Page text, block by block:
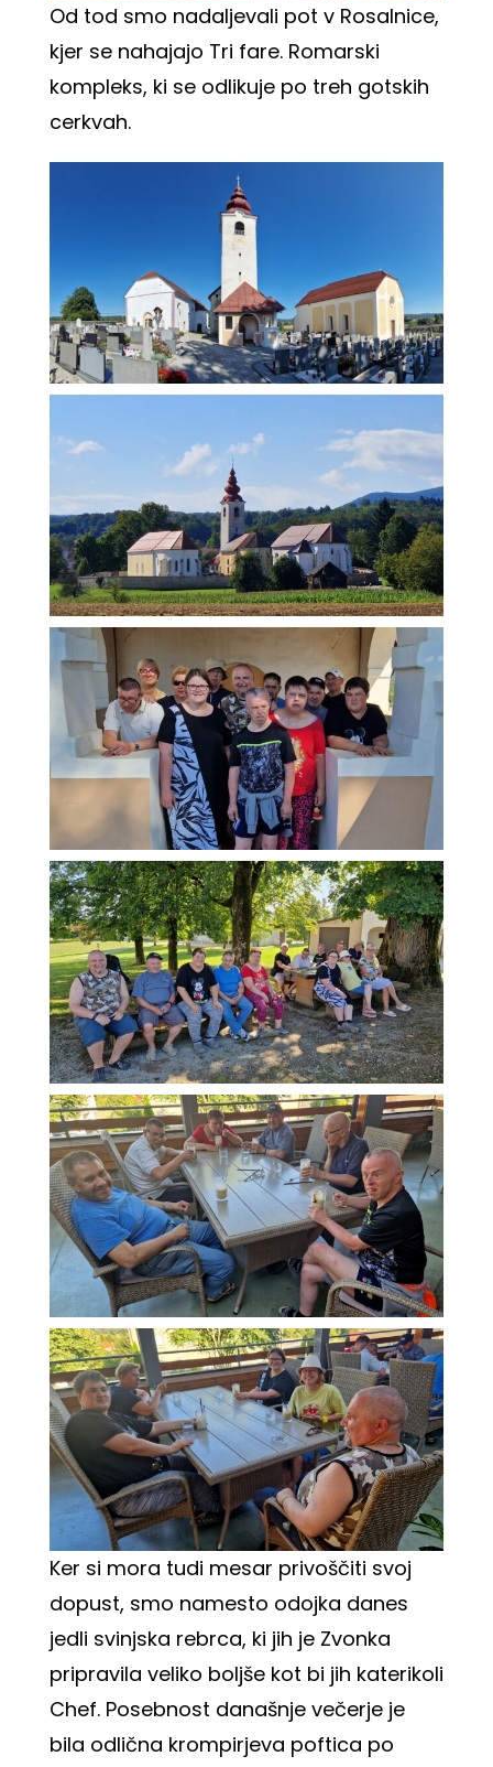
Od tod smo nadaljevali pot v Rosalnice,
kjer se nahajajo Tri fare. Romarski
kompleks, ki se odlikuje po treh gotskih
cerkvah.
Ker si mora tudi mesar privoščiti svoj
dopust, smo namesto odojka danes
jedli svinjska rebrca, ki jih je Zvonka
pripravila veliko boljše kot bi jih katerikoli
Chef. Posebnost današnje večerje je
bila odlična krompirjeva poftica po